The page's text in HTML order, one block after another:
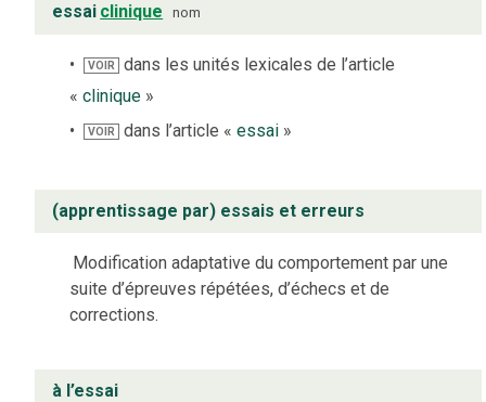
essai clinique nom
VOIR
dans les unités lexicales de l’article
« clinique »
VOIR dans l’article «essai »
(apprentissage par) essais et erreurs
Modification adaptative du comportement par une
suite d’épreuves répétées, d’échecs et de
corrections.
à l’essai